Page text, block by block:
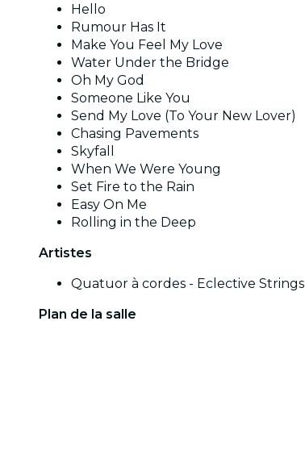
Hello
Rumour Has It
Make You Feel My Love
Water Under the Bridge
Oh My God
Someone Like You
Send My Love (To Your New Lover)
Chasing Pavements
Skyfall
When We Were Young
Set Fire to the Rain
Easy On Me
Rolling in the Deep
Artistes
Quatuor à cordes - Eclective Strings
Plan de la salle